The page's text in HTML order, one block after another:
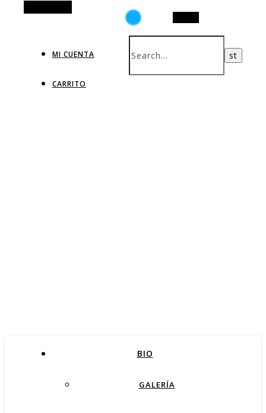
MI CUENTA
CARRITO
BIO
GALERÍA